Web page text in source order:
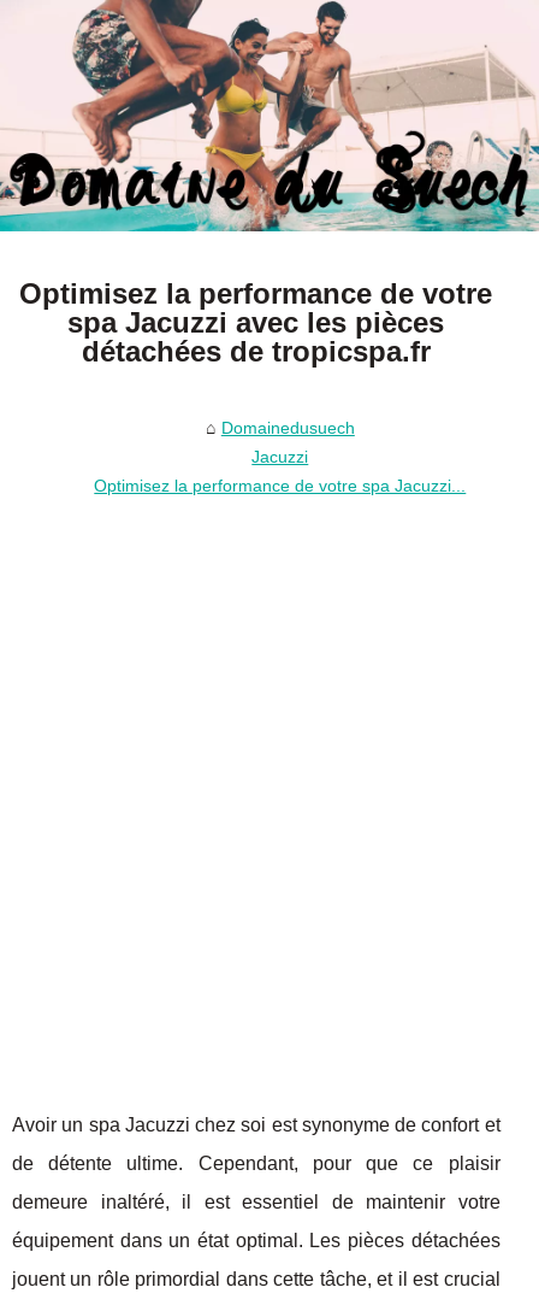
Optimisez la performance de votre
spa Jacuzzi avec les pièces
détachées de tropicspa.fr
Domainedusuech
Jacuzzi
Optimisez la performance de votre spa Jacuzzi...
Avoir un spa Jacuzzi chez soi est synonyme de confort et
de détente ultime. Cependant, pour que ce plaisir
demeure inaltéré, il est essentiel de maintenir votre
équipement dans un état optimal. Les pièces détachées
jouent un rôle primordial dans cette tâche, et il est crucial